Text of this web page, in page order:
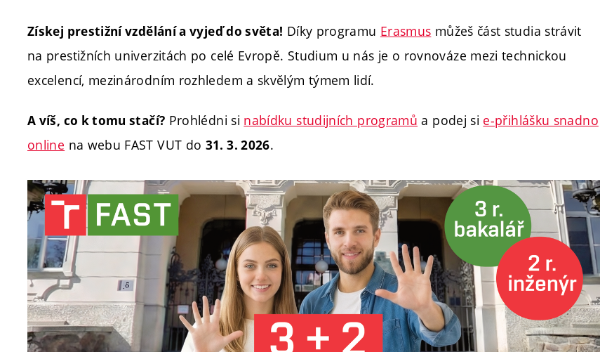
Získej prestižní vzdělání a vyjeď do světa! Díky programu Erasmus můžeš část studia strávit
na prestižních univerzitách po celé Evropě. Studium u nás je o rovnováze mezi technickou
excelencí, mezinárodním rozhledem a skvělým týmem lidí.
A víš, co k tomu stačí? Prohlédni si nabídku studijních programů a podej si e-přihlášku snadno
online na webu FAST VUT do 31. 3. 2026.